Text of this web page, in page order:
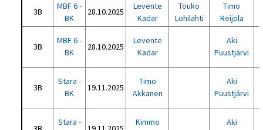
3B
MBF 6 -
BK
28.10.2025
Levente
Kadar
Touko
Lohilahti
Timo
Reijola
3B
MBF 6 -
BK
28.10.2025
Levente
Kadar
Aki
Puustjärvi
3B
Stara -
BK
19.11.2025
Timo
Akkanen
Aki
Puustjärvi
Stara -
Kimmo
Aki